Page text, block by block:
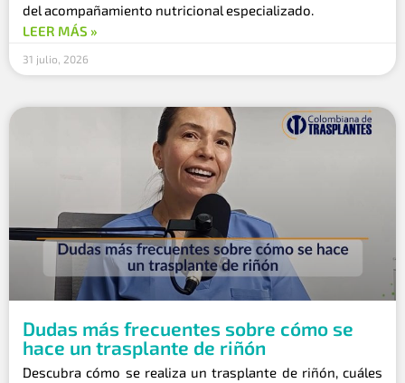
del acompañamiento nutricional especializado.
LEER MÁS »
31 julio, 2026
Dudas más frecuentes sobre cómo se
hace un trasplante de riñón
Descubra cómo se realiza un trasplante de riñón, cuáles